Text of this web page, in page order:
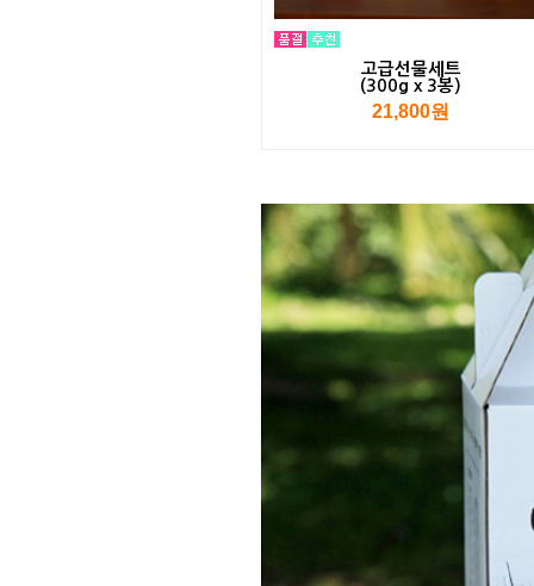
고급선물세트
(300g x 3봉)
21,800원